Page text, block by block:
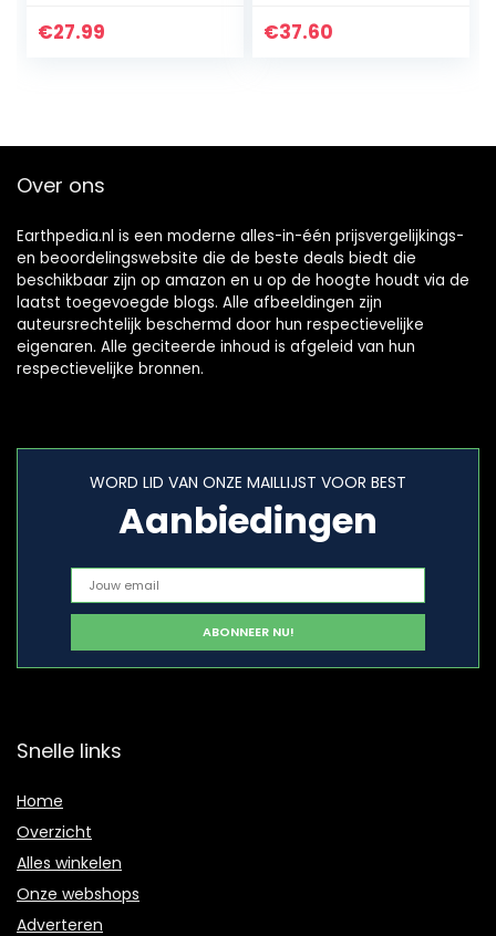
metalen dak,
€27.99
Dierentuin Feeder
€37.60
Over ons
Earthpedia.nl is een moderne alles-in-één prijsvergelijkings-
en beoordelingswebsite die de beste deals biedt die
beschikbaar zijn op amazon en u op de hoogte houdt via de
laatst toegevoegde blogs. Alle afbeeldingen zijn
auteursrechtelijk beschermd door hun respectievelijke
eigenaren. Alle geciteerde inhoud is afgeleid van hun
respectievelijke bronnen.
WORD LID VAN ONZE MAILLIJST VOOR BEST
Aanbiedingen
Snelle links
Home
Overzicht
Alles winkelen
Onze webshops
Adverteren